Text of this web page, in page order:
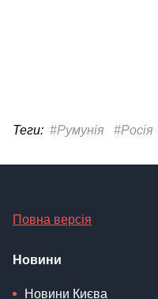
Теги: #Румунія #Росія
Повна версія
Новини
Новини Києва